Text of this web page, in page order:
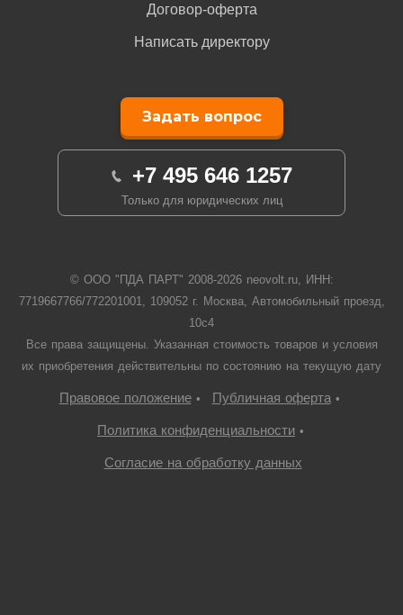
Договор-оферта
Написать директору
Задать вопрос
+7 495 646 1257
Только для юридических лиц
© ООО "ПДА ПАРТ" 2008-2026neovolt.ru, ИНН:
7719667766/772201001, 109052 г. Москва, Автомобильный проезд,
10с4
Все права защищены. Указанная стоимость товаров и условия
их приобретения действительны по состоянию на текущую дату
Правовое положение• Публичная оферта •
Политика конфиденциальности •
Согласие на обработку данных